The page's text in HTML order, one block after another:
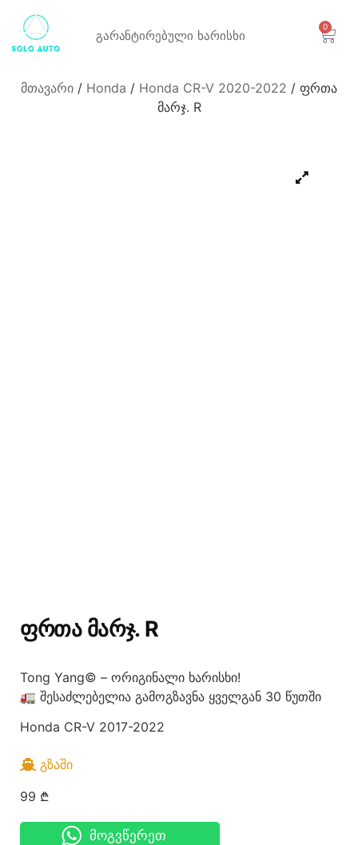
გარანტირებული ხარისხი
0
მთავარი / Honda / Honda CR-V 2020-2022 / ფრთა
მარჯ. R
ᲤᲠᲗᲐ ᲛᲐᲠᲯ. R
Tong Yang© – ორიგინალი ხარისხი!
🚛 შესაძლებელია გამოგზავნა ყველგან 30 წუთში
Honda CR-V 2017-2022
ᲒᲖᲐᲨᲘ
99 ₾
მოგვწერეთ